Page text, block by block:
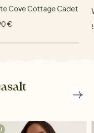
Cove Cottage Cadet
€